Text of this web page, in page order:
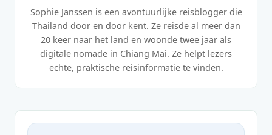
Sophie Janssen is een avontuurlijke reisblogger die
Thailand door en door kent. Ze reisde al meer dan
20 keer naar het land en woonde twee jaar als
digitale nomade in Chiang Mai. Ze helpt lezers
echte, praktische reisinformatie te vinden.